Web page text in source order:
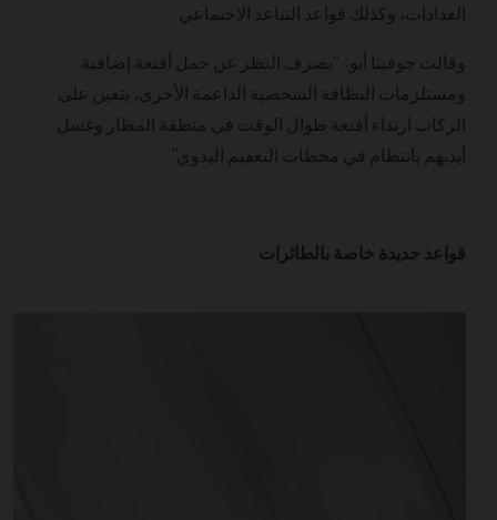
العدادات، وكذلك قواعد التباعد الاجتماعي.
وقالت جوفيتا أيو: "بصرف النظر عن حمل أقنعة إضافية
ومستلزمات النظافة الشخصية الداعمة الأخرى، يتعين على
الركاب ارتداء أقنعة طوال الوقت في منطقة المطار وغسل
أيديهم بانتظام في محطات التعقيم اليدوي".
قواعد جديدة خاصة بالطائرات